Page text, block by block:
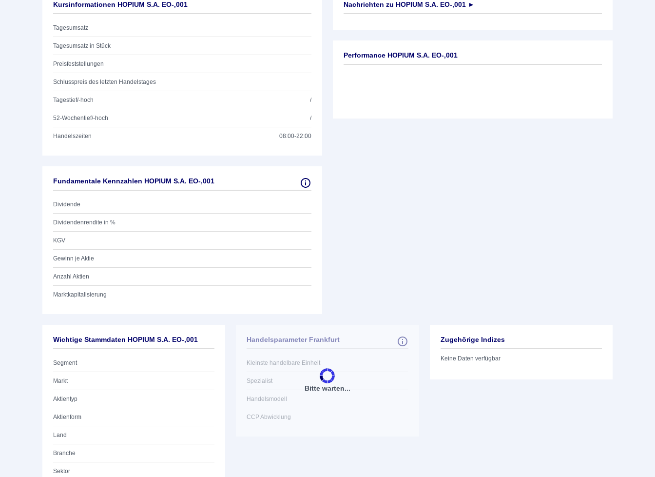
Kursinformationen HOPIUM S.A. EO-,001
Tagesumsatz
Tagesumsatz in Stück
Preisfeststellungen
Schlusspreis des letzten Handelstages
Tagestief/-hoch /
52-Wochentief/-hoch /
Handelszeiten 08:00-22:00
Fundamentale Kennzahlen HOPIUM S.A. EO-,001
Dividende
Dividendenrendite in %
KGV
Gewinn je Aktie
Anzahl Aktien
Marktkapitalisierung
Nachrichten zu HOPIUM S.A. EO-,001 ►
Performance HOPIUM S.A. EO-,001
Wichtige Stammdaten HOPIUM S.A. EO-,001
Segment
Markt
Aktientyp
Aktienform
Land
Branche
Sektor
Bitte warten...
Handelsparameter Frankfurt
Kleinste handelbare Einheit
Spezialist
Handelsmodell
CCP Abwicklung
Zugehörige Indizes
Keine Daten verfügbar